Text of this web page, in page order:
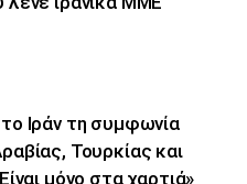
Ιράν τη συμφωνία
Τουρκίας και
μόνο στα χαρτιά»